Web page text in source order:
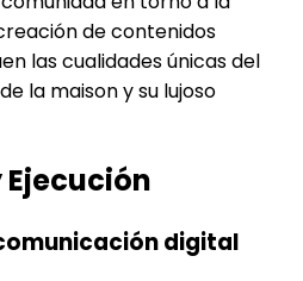
de contenidos
las cualidades únicas del
la maison y su lujoso
digital